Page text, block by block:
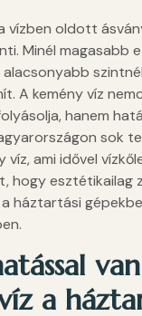
vízben oldott
Minél magasabb
alacsonyabb
A kemény víz
hanem
sok
víz, ami idővel
hogy esztétikailag
háztartási
a